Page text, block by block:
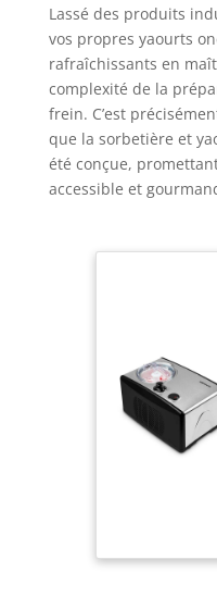
Lassé des produits
vos propres yaourts
rafraîchissants en
complexité de la
frein. C’est
que la sorbetière et
été conçue,
accessible et